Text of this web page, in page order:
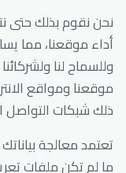
نحن نقوم بذلك حتى
أداء موقعنا، مما
وللسماح لنا
موقعنا ومواقع
ذلك شبكات التواصل
تعتمد معالجة
ما لم تكن ملفات